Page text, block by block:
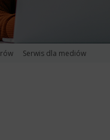
Serwis dla mediów